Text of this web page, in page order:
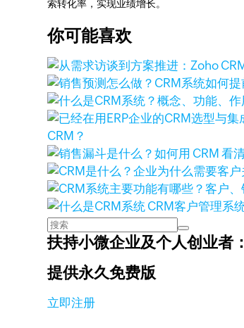
索转化率，实现业绩增长。
你可能喜欢
CRM？
扶持小微企业及个人创业者：
提供永久免费版
立即注册